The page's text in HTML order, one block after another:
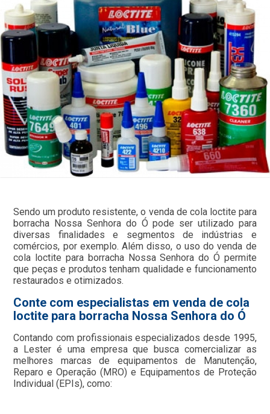
Sendo um produto resistente, o venda de cola loctite para
borracha Nossa Senhora do Ó pode ser utilizado para
diversas finalidades e segmentos de indústrias e
comércios, por exemplo. Além disso, o uso do venda de
cola loctite para borracha Nossa Senhora do Ó permite
que peças e produtos tenham qualidade e funcionamento
restaurados e otimizados.
Conte com especialistas em venda de cola
loctite para borracha Nossa Senhora do Ó
Contando com profissionais especializados desde 1995,
a Lester é uma empresa que busca comercializar as
melhores marcas de equipamentos de Manutenção,
Reparo e Operação (MRO) e Equipamentos de Proteção
Individual (EPIs), como: